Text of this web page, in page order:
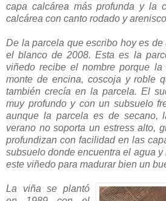
capa calcárea más profunda y la
calcárea con canto rodado y
De la parcela que escribo hoy es
el blanco de 2008. Esta es la
viñedo recibe el nombre porque
monte de encina, coscoja y roble
también crecía en la parcela. El
muy profundo y con un subsuelo
aunque la parcela es de secano,
verano no soporta un estress alto,
profundizan con facilidad en las
subsuelo donde encuentra el agua
este viñedo para madurar bien un
La viña se plantó